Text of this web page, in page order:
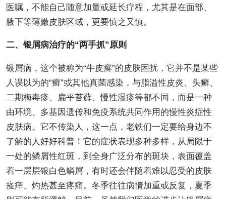
医嘱，不能自己随意加量或延长疗程，尤其是在面部、
腋下等薄嫩皮肤区域，更要慎之又慎。
二、银屑病治疗的“两手抓”原则
银屑病，这个被称为“牛皮癣”的皮肤困扰，它并不是某些
人误以为的“癣”或其他真菌感染，与脂溢性皮炎、头癣、
二期梅毒疹、扁平苔藓、慢性湿疹等都不同，而是一种
由环境、多基因遗传和免疫系统共同作用的慢性炎症性
皮肤病。它不传染人，这一点，老铁们一定要给身边不
了解的人好好科普！它的症状表现多种多样，从局限于
一处的鳞屑性红斑，到全身广泛分布的斑块，表面覆盖
着一层层银白色鳞屑，有时还会伴随着难以忍受的皮肤
瘙痒、灼热甚至疼痛。冬季往往病情加重或反复，夏季